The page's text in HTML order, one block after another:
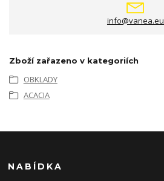
info@vanea.eu
Zboží zařazeno v kategoriích
OBKLADY
ACACIA
NABÍDKA